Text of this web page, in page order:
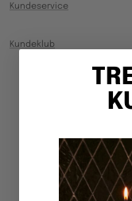
Kundeservice
Kundeklub